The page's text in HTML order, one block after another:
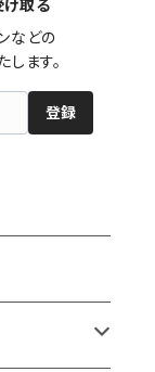
け取る
などの
ます。
登録